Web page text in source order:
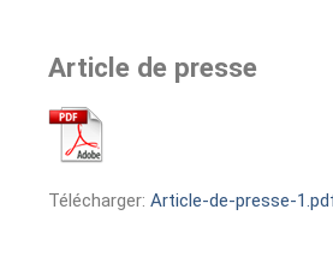
Article de presse
Télécharger: Article-de-presse-